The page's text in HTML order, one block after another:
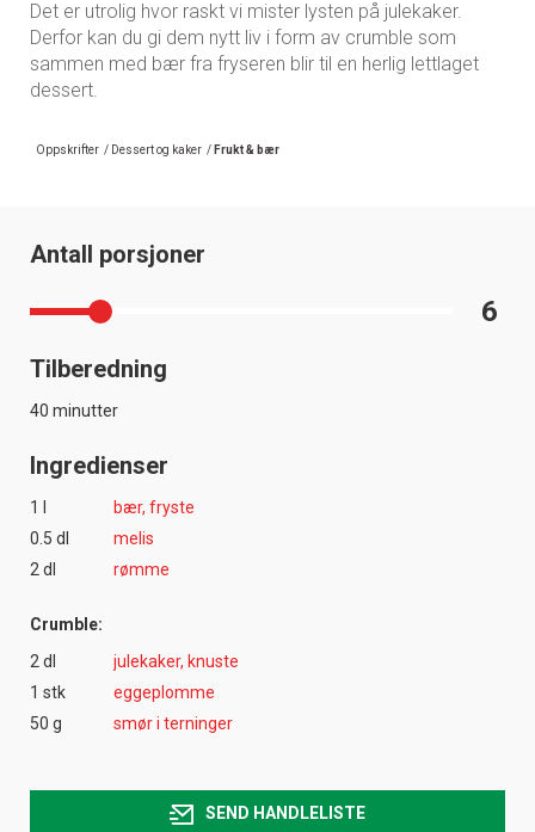
Det er utrolig hvor raskt vi mister lysten på julekaker.
Derfor kan du gi dem nytt liv i form av crumble som
sammen med bær fra fryseren blir til en herlig lettlaget
dessert.
Oppskrifter / Dessert og kaker / Frukt & bær
Antall porsjoner
6
Tilberedning
40 minutter
Ingredienser
1 l
bær, fryste
0.5 dl
melis
2 dl
rømme
Crumble:
2 dl
julekaker, knuste
1 stk
eggeplomme
50 g
smør i terninger
SEND HANDLELISTE